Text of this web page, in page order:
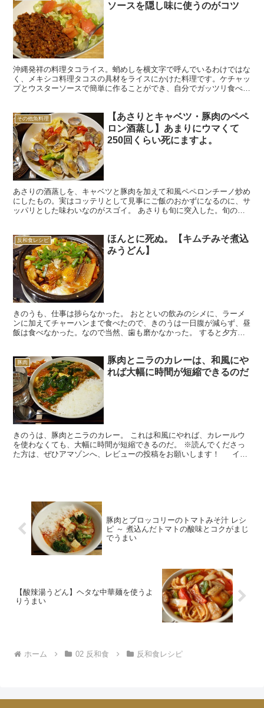
ソースを隠し味に使うのがコツ
沖縄発祥の料理タコライス。蛸めしを横文字で呼んでいるわけではな
く、メキシコ料理タコスの具材をライスにかけた料理です。ケチャッ
プとウスターソースで簡単に作ることができ、自分でガッツリ食べる
その他魚料理
【あさりとキャベツ・豚肉のペペ
ロン酒蒸し】あまりにウマくて
250回くらい死にますよ。
あさりの酒蒸しを、キャベツと豚肉を加えて和風ペペロンチーノ炒め
にしたもの。実はコッテリとして見事にご飯のおかずになるのに、サ
ッパリとした味わいなのがスゴイ。 あさりも旬に突入した。旬のあ
反和食レシピ
ほんとに死ぬ。【キムチみそ煮込
みうどん】
きのうも、仕事は捗らなかった。 おとといの飲みのシメに、ラーメ
ンに加えてチャーハンまで食べたので、きのうは一日腹が減らず、昼
飯は食べなかった。なので当然、歯も磨かなかった。 すると夕方に
豚肉
豚肉とニラのカレーは、和風にや
れば大幅に時間が短縮できるのだ
きのうは、豚肉とニラのカレー。 これは和風にやれば、カレールウ
を使わなくても、大幅に時間が短縮できるのだ。 ※読んでくださっ
た方は、ぜひアマゾンへ、レビューの投稿をお願いします！ イン
豚肉とブロッコリーのトマトみそ汁 レシ
ピ ～ 煮込んだトマトの酸味とコクがまじ
でうまい
【酸辣湯うどん】ヘタな中華麺を使うよ
りうまい
ホーム 02 反和食 反和食レシピ